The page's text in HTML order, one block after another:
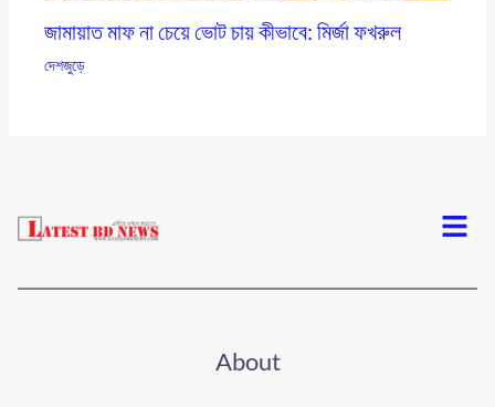
জামায়াত মাফ না চেয়ে ভোট চায় কীভাবে: মির্জা ফখরুল
দেশজুড়ে
Menu
About